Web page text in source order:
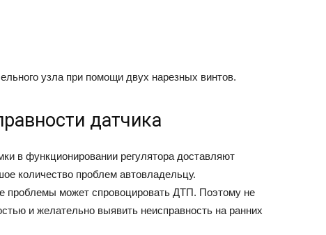
узла при помощи двух нарезных винтов.
датчика
в функционировании регулятора доставляют
количество проблем автовладельцу.
проблемы может спровоцировать ДТП. Поэтому не
и желательно выявить неисправность на ранних